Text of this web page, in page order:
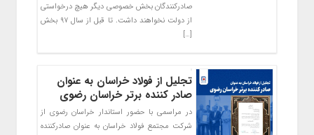
صادرکنندگان بخش خصوصی دیگر هیچ درخواستی
از دولت نخواهند داشت. تا قبل از سال ۹۷ بخش
[…]
تجلیل از فولاد خراسان به عنوان
صادر کننده برتر خراسان رضوی
در مراسمی با حضور استاندار خراسان رضوی از
شرکت مجتمع فولاد خراسان به عنوان صادرکننده